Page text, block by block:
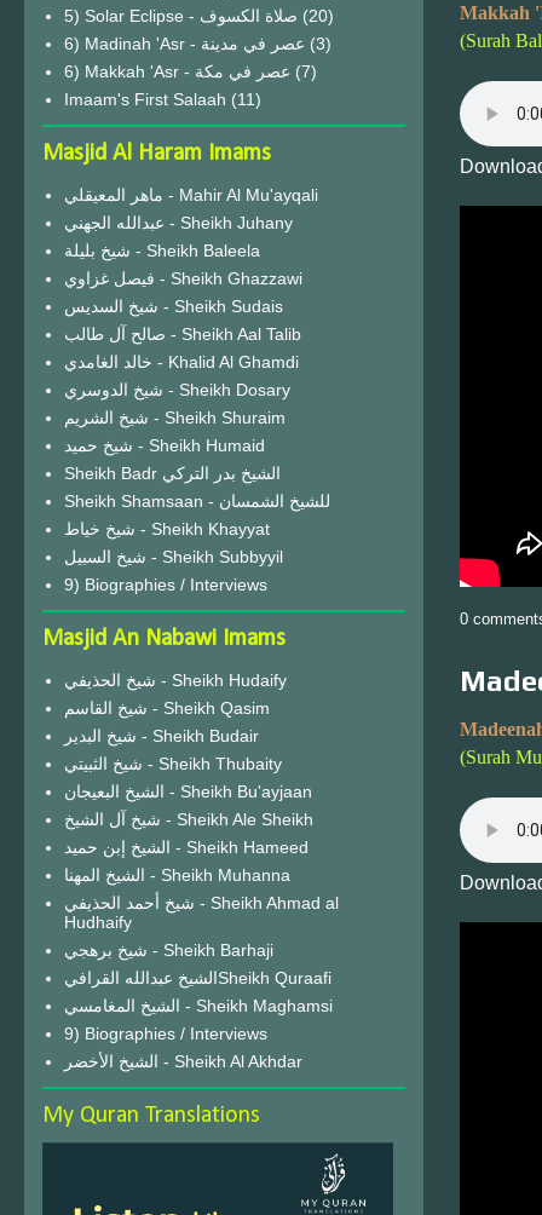
Makkah
(Surah
0
(Surah
(20)
6) Madinah 'Asr - عصر في مدينة (3)
6) Makkah 'Asr - عصر في مكة (7)
Imaam's First Salaah (11)
Masjid Al Haram Imams
ماهر المعيقلي - Mahir Al Mu'ayqali
عبدالله الجهني - Sheikh Juhany
شيخ بليلة - Sheikh Baleela
فيصل غزاوي - Sheikh Ghazzawi
شيخ السديس - Sheikh Sudais
صالح آل طالب - Sheikh Aal Talib
خالد الغامدي - Khalid Al Ghamdi
شيخ الدوسري - Sheikh Dosary
شيخ الشريم - Sheikh Shuraim
شيخ حميد - Sheikh Humaid
Sheikh Badr الشيخ بدر التركي
Sheikh Shamsaan - للشيخ الشمسان
شيخ خياط - Sheikh Khayyat
شيخ السبيل - Sheikh Subbyyil
9) Biographies / Interviews
Masjid An Nabawi Imams
شيخ الحذيفي - Sheikh Hudaify
شيخ القاسم - Sheikh Qasim
شيخ البدير - Sheikh Budair
شيخ الثبيتي - Sheikh Thubaity
الشيخ البعيجان - Sheikh Bu'ayjaan
شيخ آل الشيخ - Sheikh Ale Sheikh
الشيخ إبن حميد - Sheikh Hameed
الشيخ المهنا - Sheikh Muhanna
شيخ أحمد الحذيفي - Sheikh Ahmad al
Hudhaify
شيخ برهجي - Sheikh Barhaji
الشيخ عبدالله القرافيSheikh Quraafi
الشيخ المغامسي - Sheikh Maghamsi
9) Biographies / Interviews
الشيخ الأخضر - Sheikh Al Akhdar
My Quran Translations